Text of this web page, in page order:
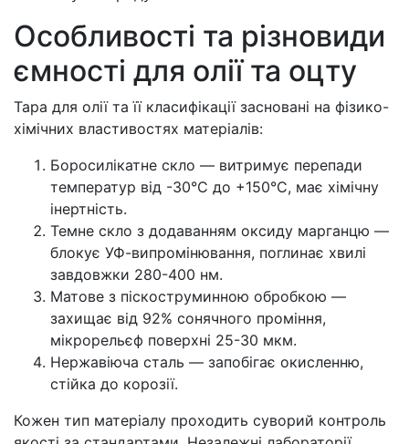
Особливості та різновиди
ємності для олії та оцту
Тара для олії та її класифікації засновані на фізико-
хімічних властивостях матеріалів:
Боросилікатне скло — витримує перепади
температур від -30°C до +150°C, має хімічну
інертність.
Темне скло з додаванням оксиду марганцю —
блокує УФ-випромінювання, поглинає хвилі
завдовжки 280-400 нм.
Матове з піскоструминною обробкою —
захищає від 92% сонячного проміння,
мікрорельєф поверхні 25-30 мкм.
Нержавіюча сталь — запобігає окисленню,
стійка до корозії.
Кожен тип матеріалу проходить суворий контроль